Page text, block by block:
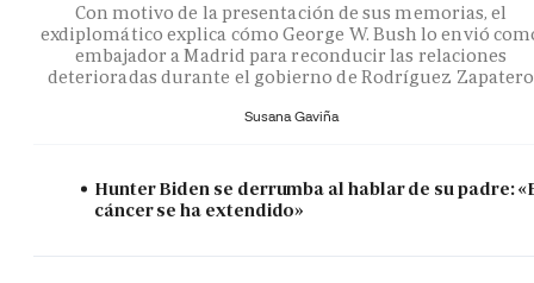
Con motivo de la presentación de sus memorias, el
exdiplomático explica cómo George W. Bush lo envió
embajador a Madrid para reconducir las relaciones
deterioradas durante el gobierno de Rodríguez Zapatero
Susana Gaviña
Hunter Biden se derrumba al hablar de su padre:
cáncer se ha extendido»